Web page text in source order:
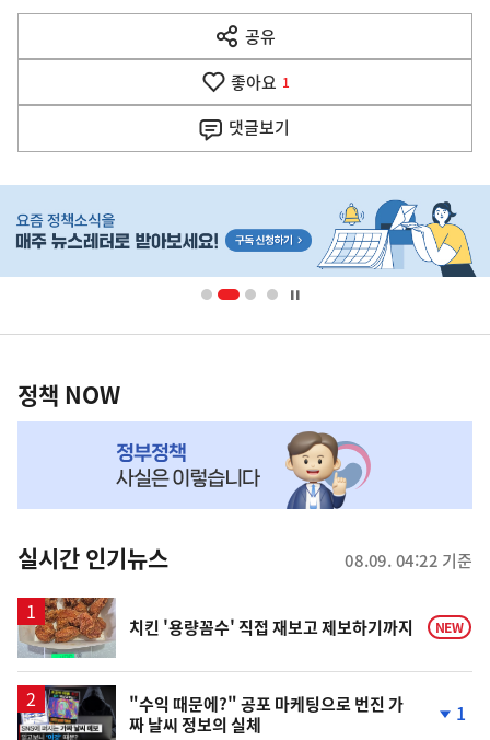
다
음
공유
열
기
좋아요 1
댓글보기
단
영
책
NOW,
뉴
스
정책 NOW
실시간 인기뉴스 08.09. 04:22 기준
치킨 '용량꼼수' 직접 재보고 제보하기까지 NEW
영
상
"수익 때문에?" 공포 마케팅으로 번진 가
짜 날씨 정보의 실체
1